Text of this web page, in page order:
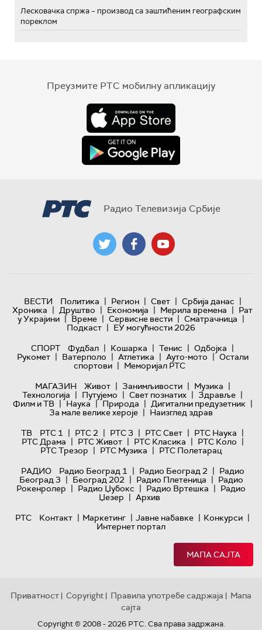
Лесковачка спржа – производ са заштићеним географским
пореклом
Преузмите РТС мобилну апликацију
Радио Телевизија Србије
ВЕСТИ Политика | Регион | Свет | Србија данас |
Хроника | Друштво | Економија | Мерила времена | Рат
у Украјини | Време | Сервисне вести | Сматрачница |
Подкаст | ЕУ могућности 2026
СПОРТ
Фудбал | Кошарка | Тенис | Одбојка |
Рукомет | Ватерполо | Атлетика | Ауто-мото | Остали
спортови | Меморијал РТС
МАГАЗИН
Живот | Занимљивости | Музика |
Технологијa | Путујемо | Свет познатих | Здравље |
Филм и ТВ | Наука | Природа | Дигитални предузетник |
За мале велике хероје | Наизглед здрав
ТВ
РТС 1 | РТС 2 | РТС 3 | РТС Свет | РТС Наука |
РТС Драма | РТС Живот | РТС Класика | РТС Коло |
РТС Трезор | РТС Музика | РТС Полетарац
РАДИО
Радио Београд 1 | Радио Београд 2 | Радио
Београд 3 | Београд 202 | Радио Плетеница | Радио
Рокенролер | Радио Џубокс | Радио Вртешка | Радио
Џезер | Архив
РТС
Контакт | Маркетинг | Јавне набавке | Конкурси |
Интернет портал
МАПА САЈТА
Приватност | Copyright | Правила употребе садржаја | Мапа
сајта
Copyright © 2008 - 2026 РТС. Сва права задржана.